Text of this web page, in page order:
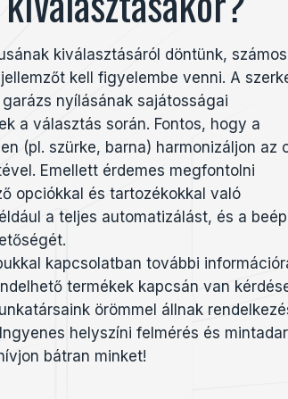
kiválasztásáról döntünk, számos
kell figyelembe venni. A
nyílásának sajátosságai
a választás során. Fontos, hogy a
(pl. szürke, barna) harmonizáljon az
Emellett érdemes megfontolni
opciókkal és tartozékokkal való
a teljes automatizálást, és a
kapcsolatban további
termékek kapcsán van
örömmel állnak
helyszíni felmérés és
bátran minket!